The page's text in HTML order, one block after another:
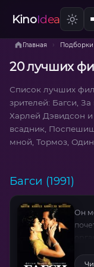
KinoIdea
Главная › Подборки
20 лучших
Список лучших
зрителей: Багси,
Харлей Дэвидсон
всадник,
мной, Тормоз,
Багси (1991)
Он
но